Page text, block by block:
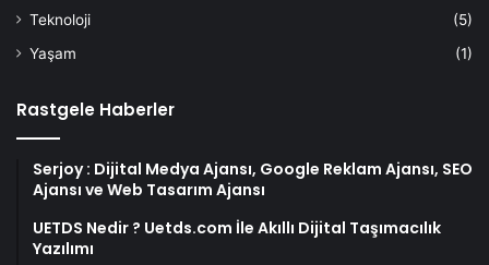
Teknoloji
(5)
Yaşam
(1)
Rastgele Haberler
Serjoy : Dijital Medya Ajansı, Google Reklam Ajansı, SEO
Ajansı ve Web Tasarım Ajansı
UETDS Nedir ? Uetds.com İle Akıllı Dijital Taşımacılık
Yazılımı